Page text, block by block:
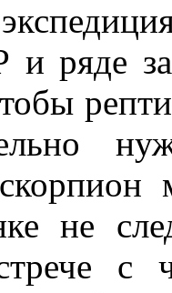
ряде
не
с